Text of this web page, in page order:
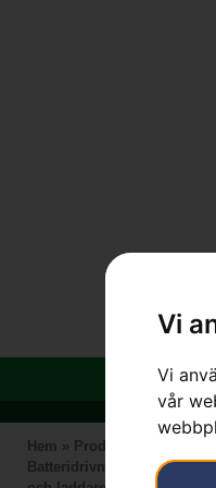
Vi
Vi
vår
Hem » Produkter
Batteridrivna Trimmers»